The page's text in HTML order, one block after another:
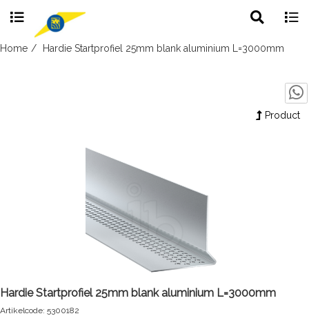
Skip
search
Home Hardie Startprofiel 25mm blank aluminium L=3000mm
Product
Hardie Startprofiel 25mm blank aluminium L=3000mm
Artikelcode: 5300182